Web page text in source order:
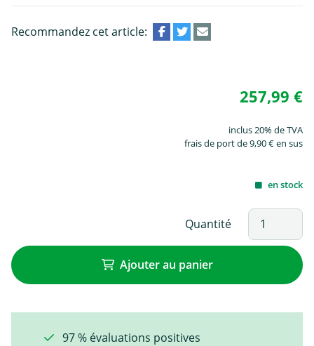
Recommandez cet article:
257,99 €
inclus 20% de TVA
frais de port de 9,90 € en sus
en stock
Quantité
Ajouter au panier
97 % évaluations positives